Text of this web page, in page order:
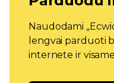
Naudodami
lengvai parduoti
internete ir